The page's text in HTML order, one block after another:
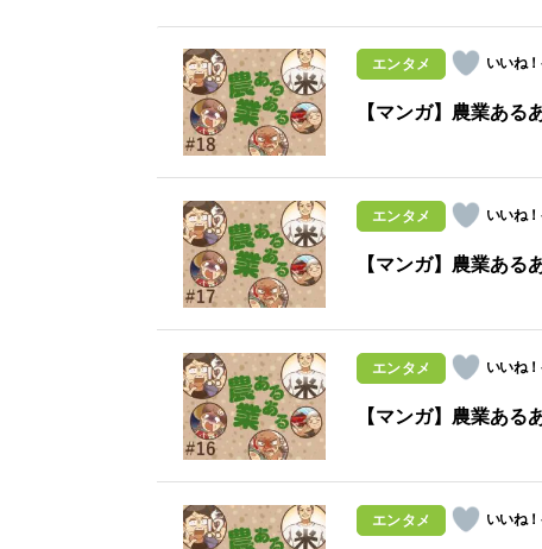
エンタメ
【マンガ】農業ある
エンタメ
【マンガ】農業ある
エンタメ
【マンガ】農業ある
エンタメ